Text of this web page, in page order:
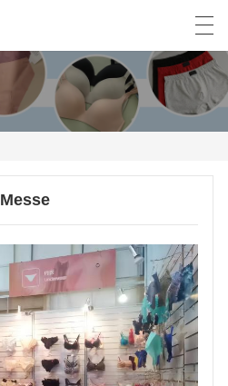
English Español
Messe